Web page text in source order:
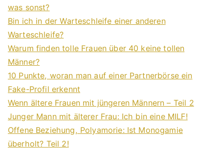
was sonst?
Bin ich in der Warteschleife einer anderen
Warteschleife?
Warum finden tolle Frauen über 40 keine tollen
Männer?
10 Punkte, woran man auf einer Partnerbörse ein
Fake-Profil erkennt
Wenn ältere Frauen mit jüngeren Männern – Teil 2
Junger Mann mit älterer Frau: Ich bin eine MILF!
Offene Beziehung, Polyamorie: Ist Monogamie
überholt? Teil 2!